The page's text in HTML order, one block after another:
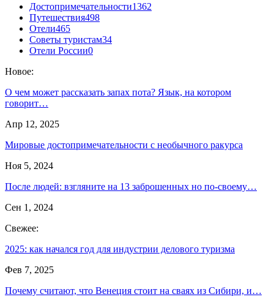
Достопримечательности1362
Путешествия498
Отели465
Советы туристам34
Отели России0
Новое:
О чем может рассказать запах пота? Язык, на котором
говорит…
Апр 12, 2025
Мировые достопримечательности с необычного ракурса
Ноя 5, 2024
После людей: взгляните на 13 заброшенных но по-своему…
Сен 1, 2024
Свежее:
2025: как начался год для индустрии делового туризма
Фев 7, 2025
Почему считают, что Венеция стоит на сваях из Сибири, и…